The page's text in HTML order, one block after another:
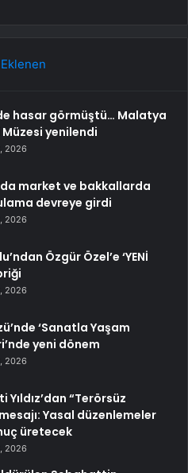
hasar görmüştü… Malatya
yenilendi
2026
market ve bakkallarda
devreye girdi
2026
Özgür Özel’e ‘YENİ
2026
‘Sanatla Yaşam
yeni dönem
2026
Yıldız’dan “Terörsüz
Yasal düzenlemeler
üretecek
2026